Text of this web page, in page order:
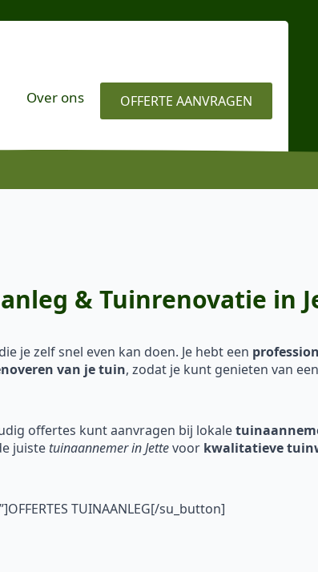
Over ons OFFERTE AANVRAGEN
& Tuinrenovatie in
je zelf snel even kan doen. Je hebt een
van je tuin, zodat je kunt genieten van
offertes kunt aanvragen bij lokale
juiste tuinaannemer in Jettevoor kwalitatieve
TUINAANLEG[/su_button]